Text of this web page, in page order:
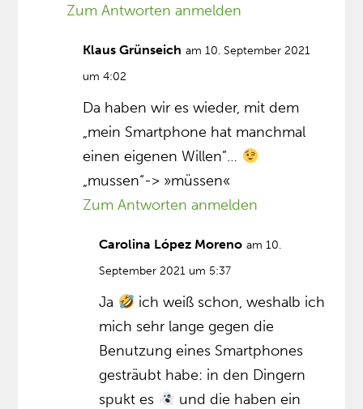
Zum Antworten anmelden
Klaus Grünseich am 10. September 2021
um 4:02
Da haben wir es wieder, mit dem
„mein Smartphone hat manchmal
einen eigenen Willen”…
„mussen“-> »müssen«
Zum Antworten anmelden
Carolina López Moreno am 10.
September 2021 um 5:37
Ja
ich weiß schon, weshalb ich
mich sehr lange gegen die
Benutzung eines Smartphones
gesträubt habe: in den Dingern
spukt es
und die haben ein